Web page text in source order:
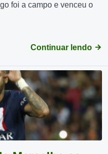
foi a campo e venceu o
Continuar lendo